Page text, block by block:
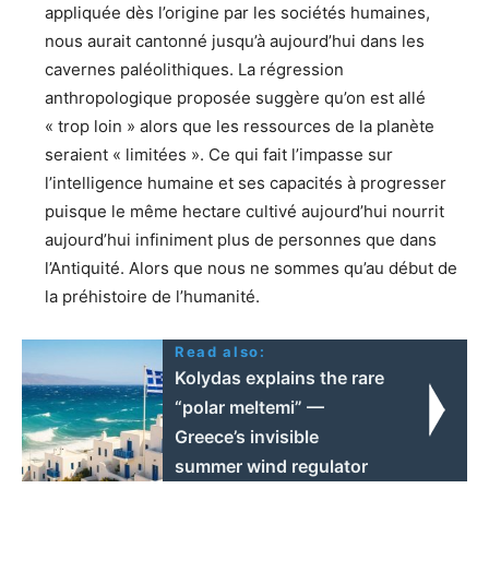
appliquée dès l’origine par les sociétés humaines,
nous aurait cantonné jusqu’à aujourd’hui dans les
cavernes paléolithiques. La régression
anthropologique proposée suggère qu’on est allé
« trop loin » alors que les ressources de la planète
seraient « limitées ». Ce qui fait l’impasse sur
l’intelligence humaine et ses capacités à progresser
puisque le même hectare cultivé aujourd’hui nourrit
aujourd’hui infiniment plus de personnes que dans
l’Antiquité. Alors que nous ne sommes qu’au début de
la préhistoire de l’humanité.
Read also:
Kolydas explains the rare
“polar meltemi” —
Greece’s invisible
summer wind regulator